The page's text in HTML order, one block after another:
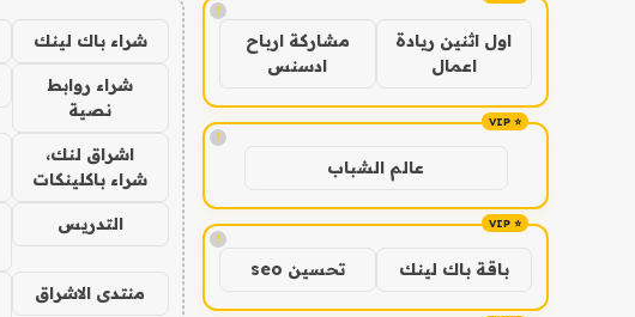
!
اول اثنين ريادة
اعمال
مشاركة ارباح
ادسنس
!
عالم الشباب
!
باقة باك لينك تحسين seo
شراء باك لينك
شراء روابط
نصية
اشراق لنك،
شراء باكلينكات
التدريس
منتدى الاشراق